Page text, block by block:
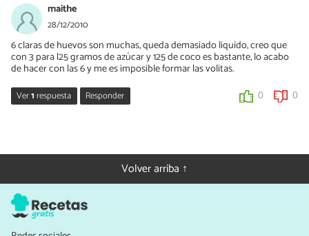
maithe
28/12/2010
6 claras de huevos son muchas, queda demasiado liquido, creo que
con 3 para l25 gramos de azúcar y 125 de coco es bastante, lo acabo
de hacer con las 6 y me es imposible formar las volitas.
Ver1respuesta Responder 0 0
Yo creo que si pones 6 claras tienes que echar 250gr de coco
rallado porque yo eche para las 6 claras 125gr más medio de otro
paquete y todavia está un poco líquido pero solo un poco y de
azúcar está bien 125gr
Volver arriba ↑